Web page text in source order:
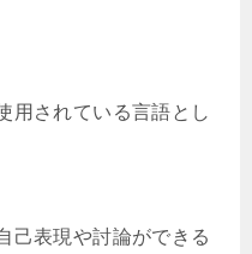
用されている言語とし
己表現や討論ができる